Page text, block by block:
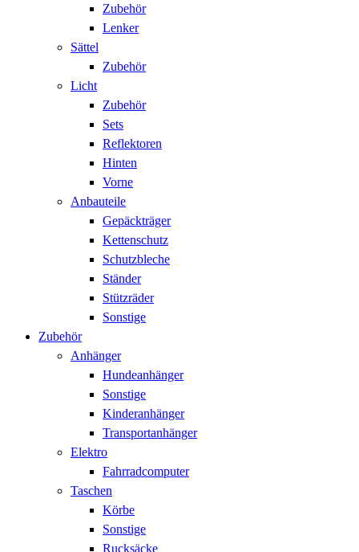
Zubehör
Lenker
Sättel
Zubehör
Licht
Zubehör
Sets
Reflektoren
Hinten
Vorne
Anbauteile
Gepäckträger
Kettenschutz
Schutzbleche
Ständer
Stützräder
Sonstige
Zubehör
Anhänger
Hundeanhänger
Sonstige
Kinderanhänger
Transportanhänger
Elektro
Fahrradcomputer
Taschen
Körbe
Sonstige
Rucksäcke